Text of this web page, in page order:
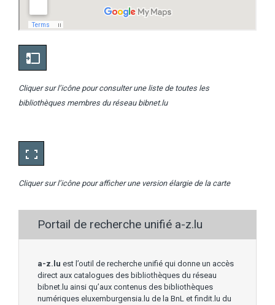
Cliquer sur l’icône pour consulter une liste de toutes les
bibliothèques membres du réseau bibnet.lu
Cliquer sur l’icône pour afficher une version élargie de la carte
Portail de recherche unifié a-z.lu
a-z.lu est l’outil de recherche unifié qui donne un accès
direct aux catalogues des bibliothèques du réseau
bibnet.lu ainsi qu’aux contenus des bibliothèques
numériques eluxemburgensia.lu de la BnL et findit.lu du